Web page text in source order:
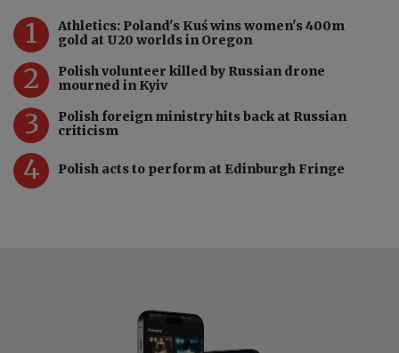
1
Athletics: Poland's Kuś wins women's 400m
gold at U20 worlds in Oregon
2
Polish volunteer killed by Russian drone
mourned in Kyiv
3
Polish foreign ministry hits back at Russian
criticism
4 Polish acts to perform at Edinburgh Fringe